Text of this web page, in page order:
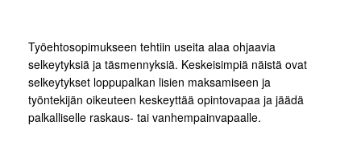
Työehtosopimukseen tehtiin useita alaa ohjaavia
selkeytyksiä ja täsmennyksiä. Keskeisimpiä näistä ovat
selkeytykset loppupalkan lisien maksamiseen ja
työntekijän oikeuteen keskeyttää opintovapaa ja jäädä
palkalliselle raskaus- tai vanhempainvapaalle.